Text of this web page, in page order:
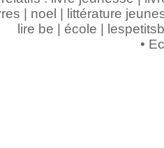
| noel | littérature
lire be | école |
•